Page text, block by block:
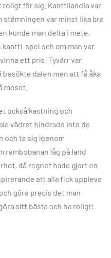
för sig. Kanttilandia var
var minst lika bra
kunde man delta i mete,
spel och om man var
ett pris! Tyvärr var
dalen men att få åka
moset.
också kastning och
vädret hindrade inte de
och ta sig igenom
rambobanan låg på land
då regnet hade gjort en
att alla fick uppleva
göra precis det man
sitt bästa och ha roligt!